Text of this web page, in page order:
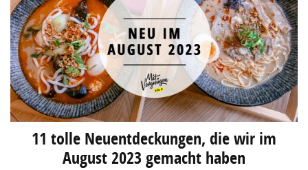
11 tolle Neuentdeckungen, die wir im
August 2023 gemacht haben